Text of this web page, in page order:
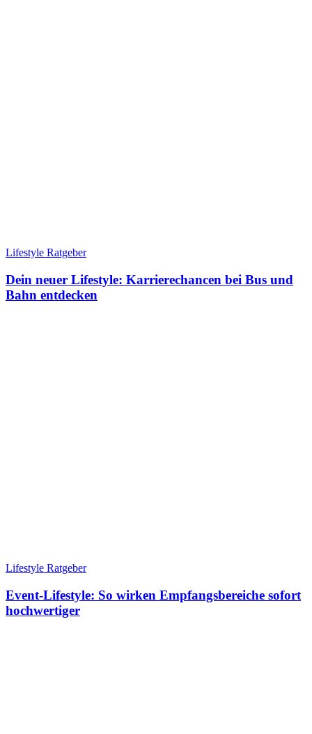
Lifestyle Ratgeber
Dein neuer Lifestyle: Karrierechancen bei Bus und
Bahn entdecken
Lifestyle Ratgeber
Event-Lifestyle: So wirken Empfangsbereiche sofort
hochwertiger